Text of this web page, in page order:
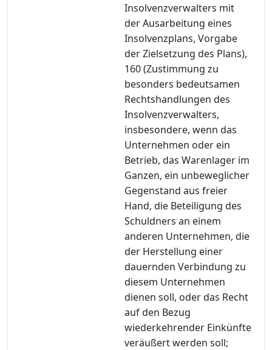
Insolvenzverwalters mit
der Ausarbeitung eines
Insolvenzplans, Vorgabe
der Zielsetzung des Plans),
160 (Zustimmung zu
besonders bedeutsamen
Rechtshandlungen des
Insolvenzverwalters,
insbesondere, wenn das
Unternehmen oder ein
Betrieb, das Warenlager im
Ganzen, ein unbeweglicher
Gegenstand aus freier
Hand, die Beteiligung des
Schuldners an einem
anderen Unternehmen, die
der Herstellung einer
dauernden Verbindung zu
diesem Unternehmen
dienen soll, oder das Recht
auf den Bezug
wiederkehrender Einkünfte
veräußert werden soll;